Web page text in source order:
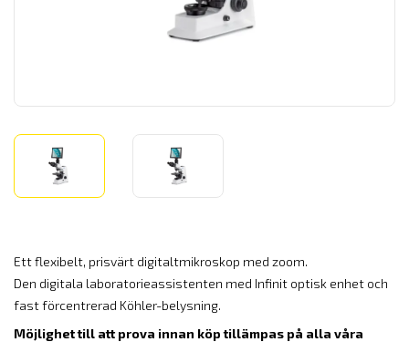
Ett flexibelt, prisvärt digitaltmikroskop med zoom.
Den digitala laboratorieassistenten med Infinit optisk enhet och
fast förcentrerad Köhler-belysning.
Möjlighet till att prova innan köp tillämpas på alla våra